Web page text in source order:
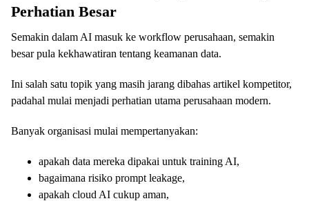
Perhatian Besar
Semakin dalam AI masuk ke workflow perusahaan, semakin
besar pula kekhawatiran tentang keamanan data.
Ini salah satu topik yang masih jarang dibahas artikel kompetitor,
padahal mulai menjadi perhatian utama perusahaan modern.
Banyak organisasi mulai mempertanyakan:
apakah data mereka dipakai untuk training AI,
bagaimana risiko prompt leakage,
apakah cloud AI cukup aman,